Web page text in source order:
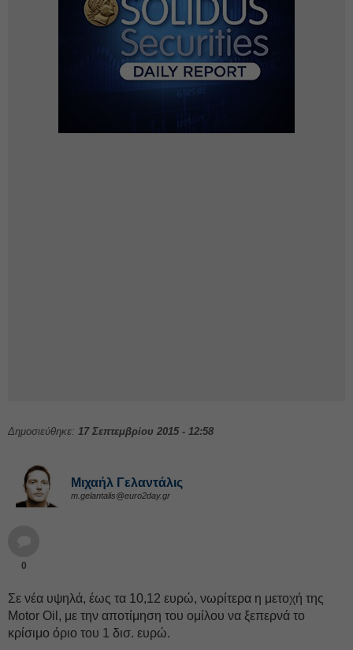
Δημοσιεύθηκε: 17 Σεπτεμβρίου 2015 - 12:58
Μιχαήλ Γελαντάλις
m.gelantalis@euro2day.gr
0
Σε νέα υψηλά, έως τα 10,12 ευρώ, νωρίτερα η μετοχή της
Motor Oil, με την αποτίμηση του ομίλου να ξεπερνά το
κρίσιμο όριο του 1 δισ. ευρώ.